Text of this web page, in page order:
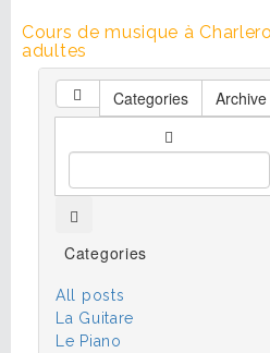
Cours de musique à
adultes
Categories Archive
Categories
All posts
La Guitare
Le Piano